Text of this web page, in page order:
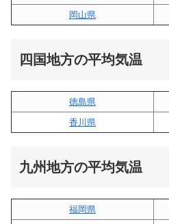
岡山県
四国地方の平均気温
徳島県
香川県
九州地方の平均気温
福岡県